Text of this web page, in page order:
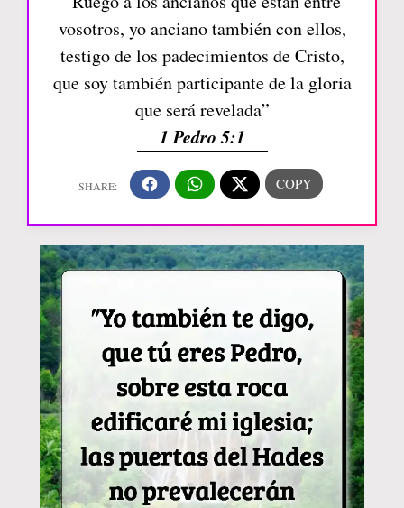
vosotros, yo anciano también con ellos,
testigo de los padecimientos de Cristo,
que soy también participante de la gloria
que será revelada”
1 Pedro 5:1